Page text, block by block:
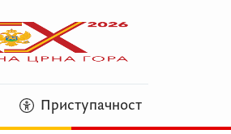
Приступачност